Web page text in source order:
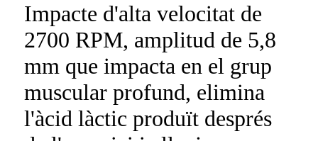
Impacte d'alta velocitat de
2700 RPM, amplitud de 5,8
mm que impacta en el grup
muscular profund, elimina
l'àcid làctic produït després